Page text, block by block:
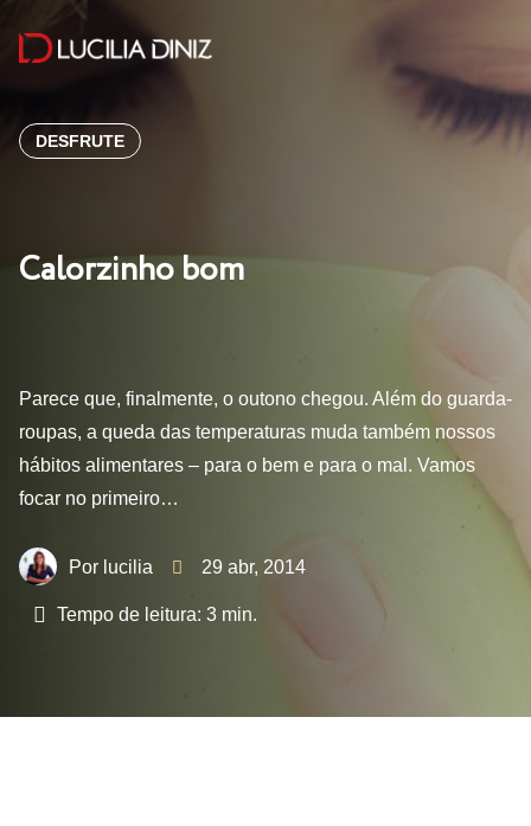
DESFRUTE
Calorzinho bom
Parece que, finalmente, o outono chegou. Além do guarda-
roupas, a queda das temperaturas muda também nossos
hábitos alimentares – para o bem e para o mal. Vamos
focar no primeiro…
lucilia 29 abr, 2014
Tempo de leitura: 3 min.